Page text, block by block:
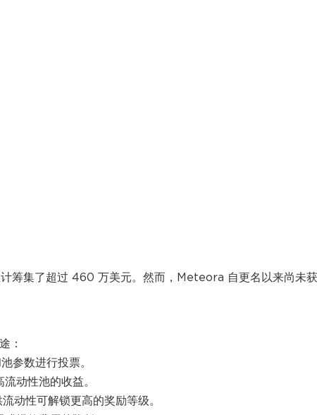
筹集了超过 460 万美元。然而，Meteora 自更名以来尚未
：
参数进行投票。
动性池的收益。
动性可解锁更高的奖励等级。